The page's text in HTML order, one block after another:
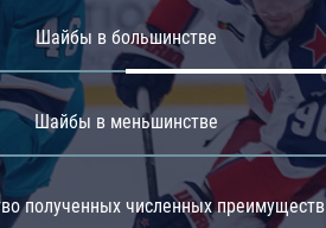
Юлаев
Шайбы в большинстве
Шайбы в меньшинстве
полученных численных преимуществ